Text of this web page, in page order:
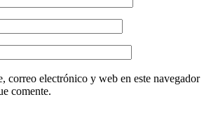
correo electrónico y web en este navegador
comente.